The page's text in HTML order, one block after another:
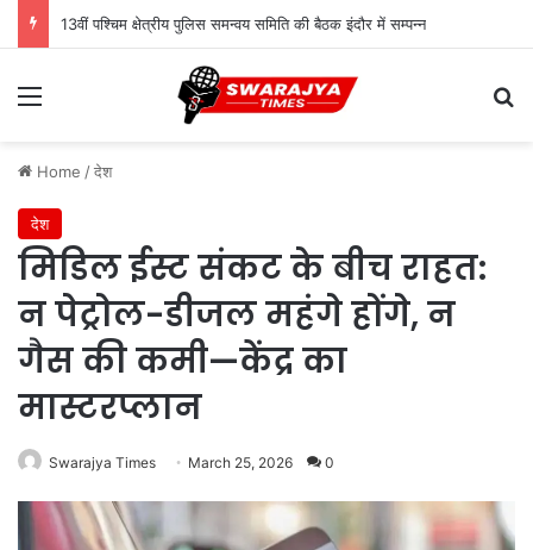
13वीं पश्चिम क्षेत्रीय पुलिस समन्वय समिति की बैठक इंदौर में सम्पन्न
Menu
Home /देश
देश
मिडिल ईस्ट संकट के बीच राहत:
न पेट्रोल-डीजल महंगे होंगे, न
गैस की कमी—केंद्र का
मास्टरप्लान
Swarajya Times March 25, 2026 0